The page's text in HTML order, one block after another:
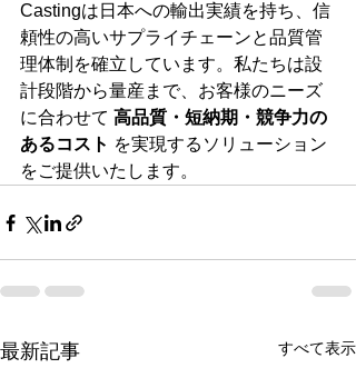
Castingは日本への輸出実績を持ち、信
頼性の高いサプライチェーンと品質管
理体制を確立しています。私たちは設
計段階から量産まで、お客様のニーズ
に合わせて 高品質・短納期・競争力の
あるコスト を実現するソリューション
をご提供いたします。
最新記事 すべて表示